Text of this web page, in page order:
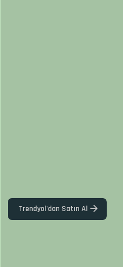
Trendyol'dan Satın Al